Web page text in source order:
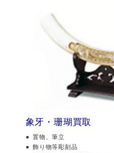
象牙・珊瑚買取
置物、筆立
飾り物等彫刻品